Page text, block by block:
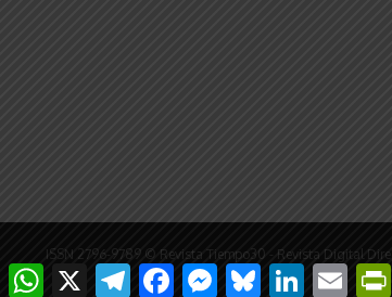
ISSN 2796-9789 © Revista Tiempo30 - Revista Digital
WhatsApp TelegramFacebookMessengerBlueskyLinkedInEmail